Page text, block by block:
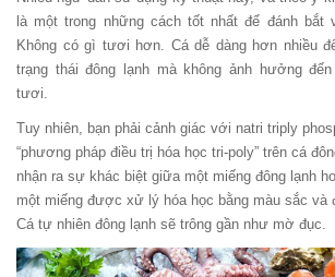
là một trong những cách tốt nhất để đánh bắt
Không có gì tươi hơn. Cá dễ dàng hơn nhiều
trạng thái đông lạnh mà không ảnh hưởng
tươi.
Tuy nhiên, bạn phải cảnh giác với natri triply
“phương pháp điều trị hóa học tri-poly” trên cá
nhận ra sự khác biệt giữa một miếng đông lạnh
một miếng được xử lý hóa học bằng màu sắc và
Cá tự nhiên đông lạnh sẽ trông gần như mờ đục.